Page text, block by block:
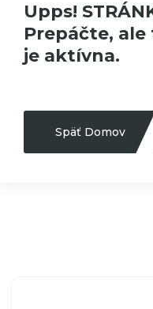
Upps!
Prepáčte,
je aktívna.
Späť Domov